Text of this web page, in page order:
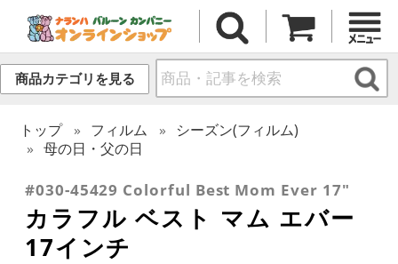
商品カテゴリを見る
トップ フィルム
シーズン(フィルム)
母の日・父の日
#030-45429 Colorful Best Mom Ever 17"
カラフル ベスト マム エバー
17インチ